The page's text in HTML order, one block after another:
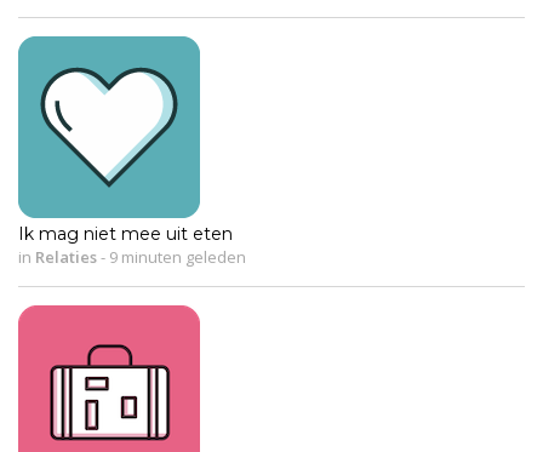
Ik mag niet mee uit eten
in Relaties- 9 minuten geleden